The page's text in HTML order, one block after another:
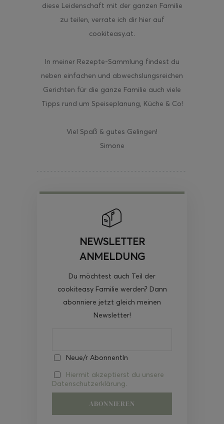
diese Leidenschaft mit der ganzen Familie
zu teilen, verrate ich dir hier auf
cookiteasy.at.
In meiner Rezepte-Sammlung findest du
neben einfachen und abwechslungsreichen
Gerichten für die ganze Familie auch viele
Tipps rund um Speiseplanung, Küche & Co!
Viel Spaß & gutes Gelingen!
Simone
NEWSLETTER
ANMELDUNG
Du möchtest auch Teil der
cookiteasy Familie werden? Dann
abonniere jetzt gleich meinen
Newsletter!
Neue/r AbonnentIn
Hiermit akzeptierst du unsere
Datenschutzerklärung.